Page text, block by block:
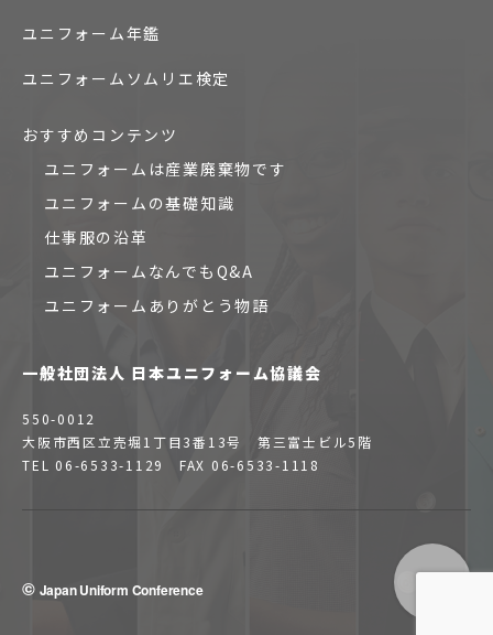
ユニフォーム年鑑
ユニフォームソムリエ検定
おすすめコンテンツ
ユニフォームは産業廃棄物です
ユニフォームの基礎知識
仕事服の沿革
ユニフォームなんでもQ&A
ユニフォームありがとう物語
一般社団法人 日本ユニフォーム協議会
550-0012
大阪市西区立売堀1丁目3番13号 第三富士ビル5階
TEL 06-6533-1129 FAX 06-6533-1118
© Japan Uniform Conference